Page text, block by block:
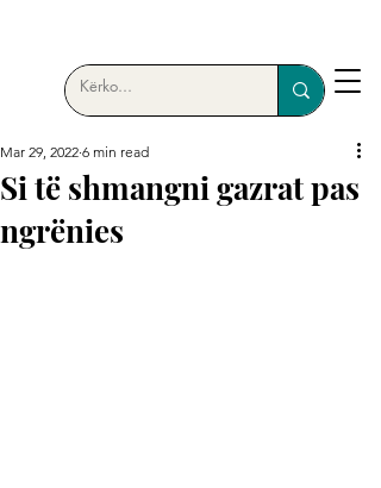
Si të shmangni gazrat pas
ngrënies
Mar 29, 2022 6 min read